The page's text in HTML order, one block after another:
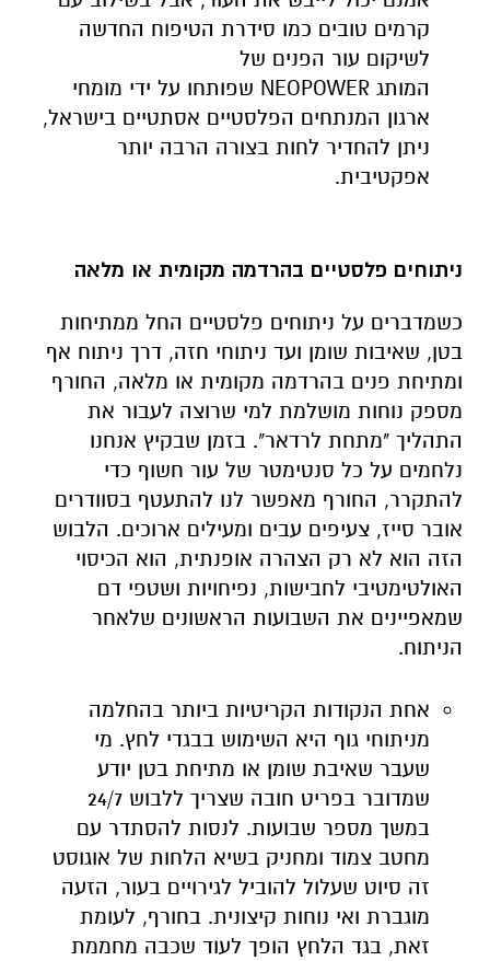
קרמים טובים כמו סידרת הטיפוח החדשה
לשיקום עור הפנים של
המותג NEOPOWER שפותחו על ידי מומחי
ארגון המנתחים הפלסטיים אסתטיים בישראל,
ניתן להחדיר לחות בצורה הרבה יותר
אפקטיבית.
ניתוחים פלסטיים בהרדמה מקומית או מלאה
כשמדברים על ניתוחים פלסטיים החל ממתיחות
בטן, שאיבות שומן ועד ניתוחי חזה, דרך ניתוח אף
ומתיחת פנים בהרדמה מקומית או מלאה, החורף
מספק נוחות מושלמת למי שרוצה לעבור את
התהליך "מתחת לרדאר". בזמן שבקיץ אנחנו
נלחמים על כל סנטימטר של עור חשוף כדי
להתקרר, החורף מאפשר לנו להתעטף בסוודרים
אובר סייז, צעיפים עבים ומעילים ארוכים. הלבוש
הזה הוא לא רק הצהרה אופנתית, הוא הכיסוי
האולטימטיבי לחבישות, נפיחויות ושטפי דם
שמאפיינים את השבועות הראשונים שלאחר
הניתוח.
אחת הנקודות הקריטיות ביותר בהחלמה
מניתוחי גוף היא השימוש בבגדי לחץ. מי
שעבר שאיבת שומן או מתיחת בטן יודע
שמדובר בפריט חובה שצריך ללבוש 24/7
במשך מספר שבועות. לנסות להסתדר עם
מחטב צמוד ומחניק בשיא הלחות של אוגוסט
זה סיוט שעלול להוביל לגירויים בעור, הזעה
מוגברת ואי נוחות קיצונית. בחורף, לעומת
זאת, בגד הלחץ הופך לעוד שכבה מחממת